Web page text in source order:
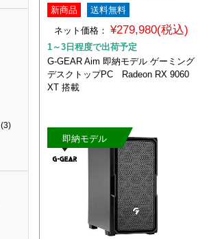
(3)
新商品
送料無料
ネット価格： ¥279,980(税込)
1～3日程度で出荷予定
G-GEAR Aim 即納モデル ゲーミング
デスクトップPC Radeon RX 9060
XT 搭載
即納モデル